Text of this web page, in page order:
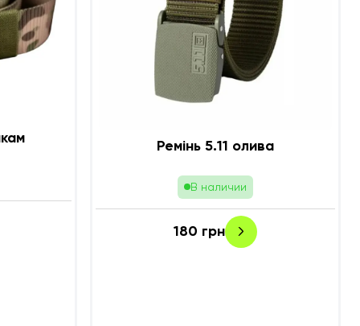
Ремінь 5.11 олива
В наличии
180 грн